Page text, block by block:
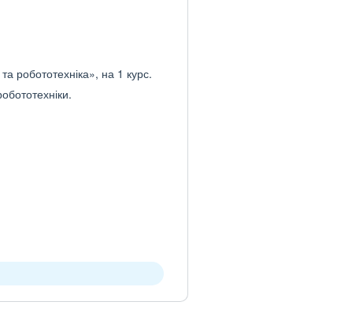
робототехніка», на 1 курс.